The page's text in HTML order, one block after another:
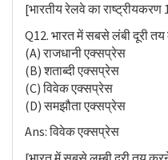
[भारतीय रेलवे का राष्ट्रीयकरण
Q12. भारत में सबसे लंबी दूरी
(A) राजधानी एक्सप्रेस
(B) शताब्दी एक्सप्रेस
(C) विवेक एक्सप्रेस
(D) समझौता एक्सप्रेस
Ans: विवेक एक्सप्रेस